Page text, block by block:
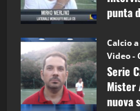
punta
Calcio
Video -
Serie
Mister
nuova
5 08/